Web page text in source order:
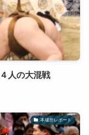
人の大混戦
本場所レポート